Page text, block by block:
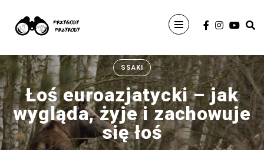
SSAKI
Łoś euroazjatycki – jak
wygląda, żyje i zachowuje
się łoś
Wyszukaj